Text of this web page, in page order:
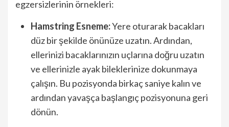
egzersizlerinin örnekleri:
Hamstring Esneme:Yere oturarak bacakları
düz bir şekilde önünüze uzatın. Ardından,
ellerinizi bacaklarınızın uçlarına doğru uzatın
ve ellerinizle ayak bileklerinize dokunmaya
çalışın. Bu pozisyonda birkaç saniye kalın ve
ardından yavaşça başlangıç pozisyonuna geri
dönün.